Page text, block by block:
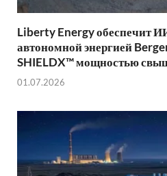
Liberty Energy обеспечит
автономной энергией
SHIELDX™ мощностью
01.07.2026